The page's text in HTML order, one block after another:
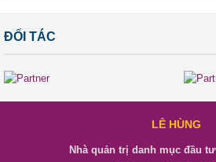
ĐỐI TÁC
LÊ HÙNG
Nhà quản trị danh mục đầu